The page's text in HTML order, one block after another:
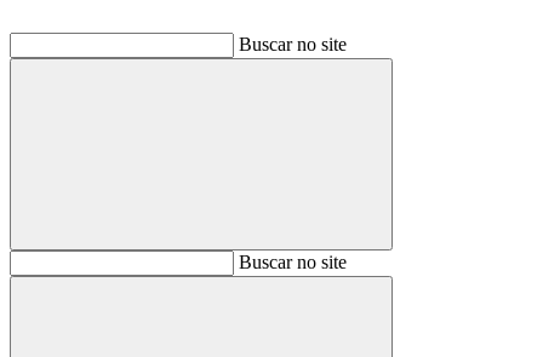
Buscar no site
BuscarBuscar no site